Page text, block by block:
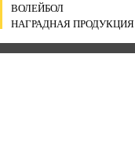
ВОЛЕЙБОЛ
НАГРАДНАЯ ПРОДУКЦИЯ